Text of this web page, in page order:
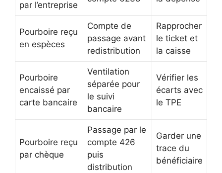
par l’entreprise
Pourboire reçu
en espèces
Compte de
passage avant
redistribution
Rapprocher
le ticket et
la caisse
Pourboire
encaissé par
carte bancaire
Ventilation
séparée pour
le suivi
bancaire
Vérifier les
écarts avec
le TPE
Pourboire reçu
par chèque
Passage par le
compte 426
puis
distribution
Garder une
trace du
bénéficiaire